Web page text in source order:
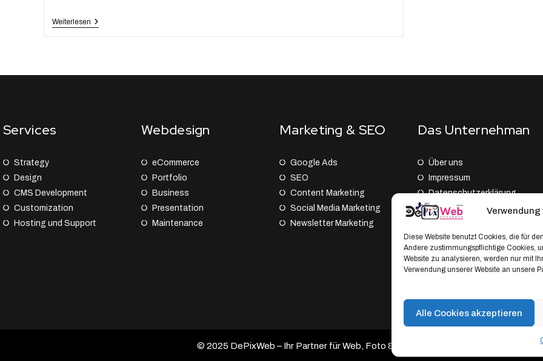
Diese Website benutzt Cookies, die für
Andere zustimmungspflichtige Cookies,
Website zu analysieren, werden nur mit
Verwendung unserer Website an unsere
Alle Cookies akzeptieren
Weiterlesen
Services
Strategy
Design
CMS Development
Customization
Hosting und Support
Webdesign
eCommerce
Portfolio
Business
Presentation
Maintenance
Marketing & SEO
Google Ads
SEO
Content Marketing
Social Media Marketing
Newsletter Marketing
Das Unternehman
Über uns
Impressum
Datenschutz­erklärung
AGB
© 2025 DePixWeb – Ihr Partner für Web, Foto & Branding. Developed by